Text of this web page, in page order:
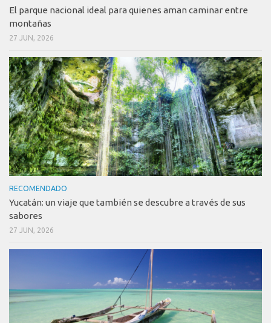
El parque nacional ideal para quienes aman caminar entre
montañas
27 JUN, 2026
RECOMENDADO
Yucatán: un viaje que también se descubre a través de sus
sabores
27 JUN, 2026